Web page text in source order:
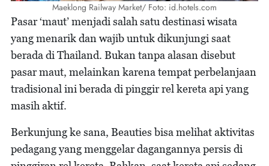
Maeklong Railway Market/ Foto: id.hotels.com
Pasar ‘maut’ menjadi salah satu destinasi wisata
yang menarik dan wajib untuk dikunjungi saat
berada di Thailand. Bukan tanpa alasan disebut
pasar maut, melainkan karena tempat perbelanjaan
tradisional ini berada di pinggir rel kereta api yang
masih aktif.
Berkunjung ke sana, Beauties bisa melihat aktivitas
pedagang yang menggelar dagangannya persis di